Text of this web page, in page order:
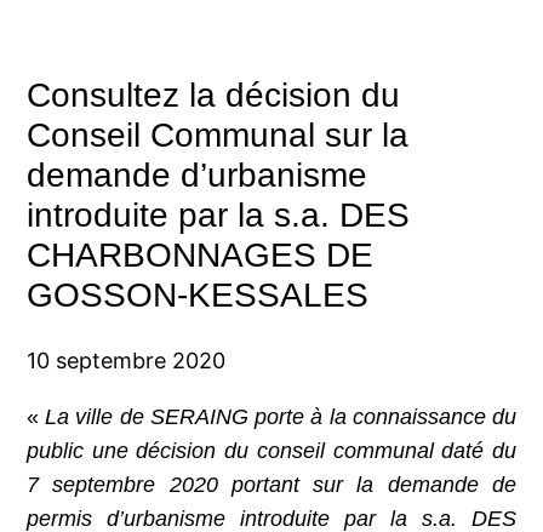
Consultez la décision du
Conseil Communal sur la
demande d’urbanisme
introduite par la s.a. DES
CHARBONNAGES DE
GOSSON-KESSALES
10 septembre 2020
«La ville de SERAING porte à la connaissance du
public une décision du conseil communal daté du
7 septembre 2020 portant sur la demande de
permis d’urbanisme introduite par la s.a. DES